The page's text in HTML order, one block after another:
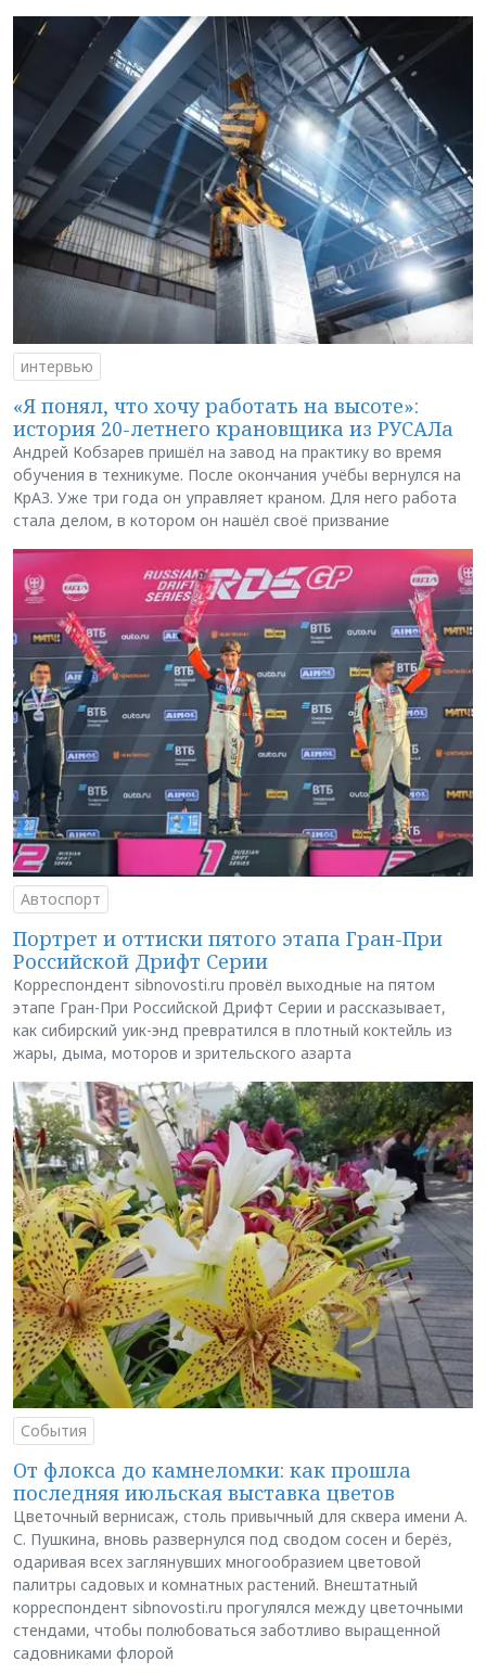
интервью
«Я понял, что хочу работать на высоте»:
история 20-летнего крановщика из РУСАЛа
Андрей Кобзарев пришёл на завод на практику во время
обучения в техникуме. После окончания учёбы вернулся на
КрАЗ. Уже три года он управляет краном. Для него работа
стала делом, в котором он нашёл своё призвание
Автоспорт
Портрет и оттиски пятого этапа Гран-При
Российской Дрифт Серии
Корреспондент sibnovosti.ru провёл выходные на пятом
этапе Гран-При Российской Дрифт Серии и рассказывает,
как сибирский уик-энд превратился в плотный коктейль из
жары, дыма, моторов и зрительского азарта
События
От флокса до камнеломки: как прошла
последняя июльская выставка цветов
Цветочный вернисаж, столь привычный для сквера имени А.
С. Пушкина, вновь развернулся под сводом сосен и берёз,
одаривая всех заглянувших многообразием цветовой
палитры садовых и комнатных растений. Внештатный
корреспондент sibnovosti.ru прогулялся между цветочными
стендами, чтобы полюбоваться заботливо выращенной
садовниками флорой